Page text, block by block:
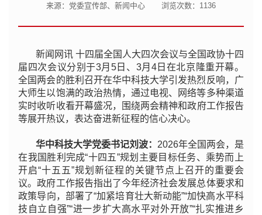
来源：党委宣传部、新闻中心 浏览次数： 1136
新闻网讯 十四届全国人大四次会议与全国政协十四
届四次会议分别于3月5日、3月4日在北京隆重开幕。
全国两会的胜利召开在华中科技大学引发热烈反响，广
大师生以饱满的政治热情，通过电视、网络等多种渠道
实时收听收看开幕盛况，围绕两会精神和政府工作报告
等展开热议，表达奋进新征程的信心决心。
华中科技大学党委书记刘波： 2026年全国两会，是
在我国胜利完成“十四五”规划主要目标任务、乘势而上
开启“十五五”规划新征程的关键节点上召开的重要会
议。政府工作报告指出了今年经济社会发展总体要求和
政策导向，部署了“加紧培育壮大新动能”“加快高水平科
技自立自强”“进一步扩大高水平对外开放”“扎实推进乡